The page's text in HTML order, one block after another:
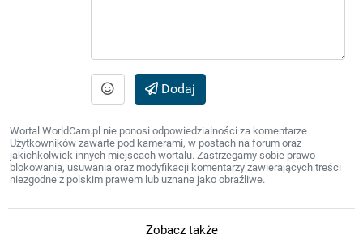
Dodaj
Wortal WorldCam.pl nie ponosi odpowiedzialności za komentarze
Użytkowników zawarte pod kamerami, w postach na forum oraz
jakichkolwiek innych miejscach wortalu. Zastrzegamy sobie prawo
blokowania, usuwania oraz modyfikacji komentarzy zawierających treści
niezgodne z polskim prawem lub uznane jako obraźliwe.
Zobacz także